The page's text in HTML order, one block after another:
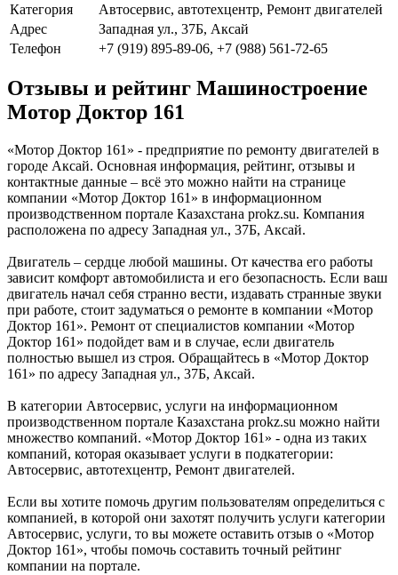
Категория
Автосервис, автотехцентр, Ремонт двигателей
Адрес
Западная ул., 37Б, Аксай
Телефон
+7 (919) 895-89-06, +7 (988) 561-72-65
Отзывы и рейтинг Машиностроение
Мотор Доктор 161
«Мотор Доктор 161» - предприятие по ремонту двигателей в
городе Аксай. Основная информация, рейтинг, отзывы и
контактные данные – всё это можно найти на странице
компании «Мотор Доктор 161» в информационном
производственном портале Казахстана prokz.su. Компания
расположена по адресу Западная ул., 37Б, Аксай.
Двигатель – сердце любой машины. От качества его работы
зависит комфорт автомобилиста и его безопасность. Если ваш
двигатель начал себя странно вести, издавать странные звуки
при работе, стоит задуматься о ремонте в компании «Мотор
Доктор 161». Ремонт от специалистов компании «Мотор
Доктор 161» подойдет вам и в случае, если двигатель
полностью вышел из строя. Обращайтесь в «Мотор Доктор
161» по адресу Западная ул., 37Б, Аксай.
В категории Автосервис, услуги на информационном
производственном портале Казахстана prokz.su можно найти
множество компаний. «Мотор Доктор 161» - одна из таких
компаний, которая оказывает услуги в подкатегории:
Автосервис, автотехцентр, Ремонт двигателей.
Если вы хотите помочь другим пользователям определиться с
компанией, в которой они захотят получить услуги категории
Автосервис, услуги, то вы можете оставить отзыв о «Мотор
Доктор 161», чтобы помочь составить точный рейтинг
компании на портале.